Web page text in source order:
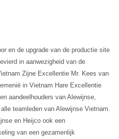
en de upgrade van de productie site
in aanwezigheid van de
Zijne Excellentie Mr. Kees van
in Vietnam Hare Excellentie
aandeelhouders van Alewijnse,
teamleden van Alewijnse Vietnam.
en Heijco ook een
van een gezamenlijk